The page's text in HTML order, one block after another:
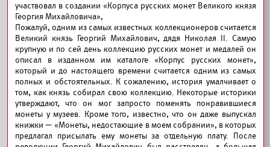
участвовал в создании «Корпуса русских монет Великого князя
Георгия Михайловича»,
Пожалуй, одним из самых из­вестных коллекционеров считается
Великий князь Георгий Михайлович, дядя Николая II. Самую
крупную и по сей день коллекцию русских монет и медалей он
описал в изданном им каталоге «Корпус русских монет»,
который и до настоящего времени считается одним из самых
полных и обстоятельных. К сожалению, история умалчивает о
том, как князь собирал свою коллекцию. Некоторые историки
утверждают, что он мог запросто поменять понравившиеся
монеты у музеев. Кроме того, известно, что он даже выпускал
книжки — «Монеты, недостающие в моем собрании», в которых
предлагал присылать ему монеты за отдельную плату. После